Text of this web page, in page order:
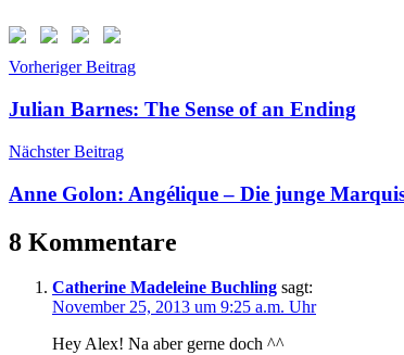
Schlagwörter:
Weihnachtsfilme,
Beitragsnavigation
Vorheriger Beitrag
Julian Barnes: The Sense of an Ending
Nächster Beitrag
Anne Golon: Angélique – Die junge
8 Kommentare
Catherine Madeleine Buchling sagt:
November 25, 2013 um 9:25 a.m. Uhr
Hey Alex! Na aber gerne doch ^^